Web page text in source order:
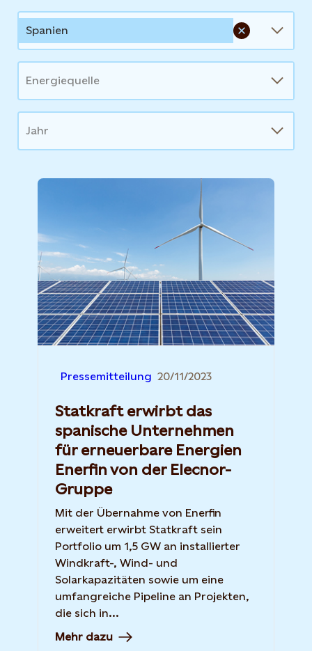
Spanien
Energiequelle
Jahr
Pressemitteilung 20/11/2023
Statkraft erwirbt das
spanische Unternehmen
für erneuerbare Energien
Enerfin von der Elecnor-
Gruppe
Mit der Übernahme von Enerfin
erweitert erwirbt Statkraft sein
Portfolio um 1,5 GW an installierter
Windkraft-, Wind- und
Solarkapazitäten sowie um eine
umfangreiche Pipeline an Projekten,
die sich in...
Mehr dazu